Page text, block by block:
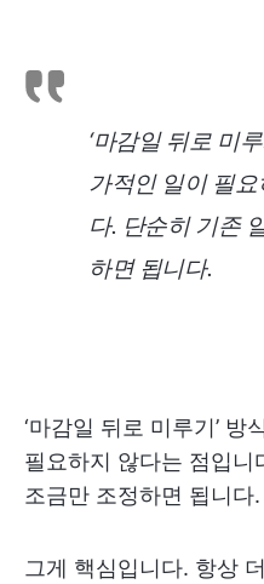
‘마감일 뒤로 미
가적인 일이 필
다. 단순히 기존
하면 됩니다.
‘마감일 뒤로 미루기’ 방
필요하지 않다는 점입니
조금만 조정하면 됩니다.
그게 핵심입니다. 항상